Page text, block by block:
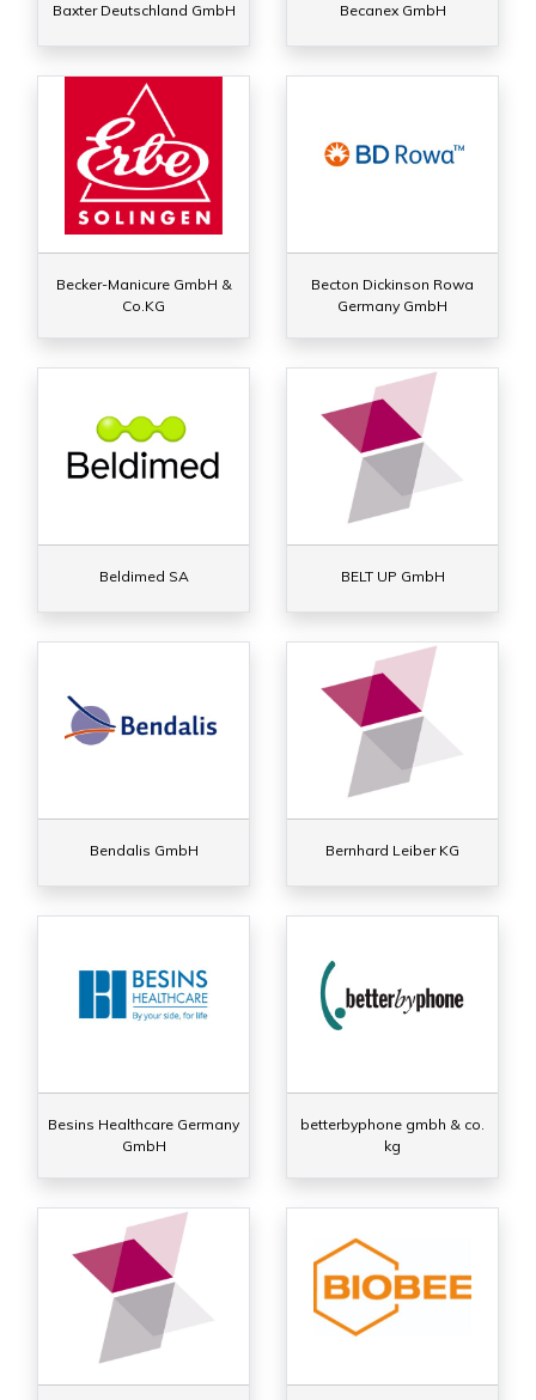
Baxter Deutschland GmbH Becanex GmbH
Becker-Manicure GmbH &
Co.KG
Becton Dickinson Rowa
Germany GmbH
Beldimed SA BELT UP GmbH
Bendalis GmbH Bernhard Leiber KG
Besins Healthcare Germany
GmbH
betterbyphone gmbh & co.
kg